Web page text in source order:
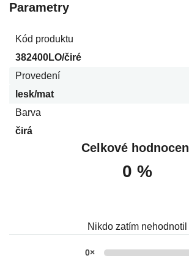
Parametry
Kód produktu
382400LO/čiré
Provedení
lesk/mat
Barva
čirá
Celkové
0 %
Nikdo zatím nehodnotil
0×